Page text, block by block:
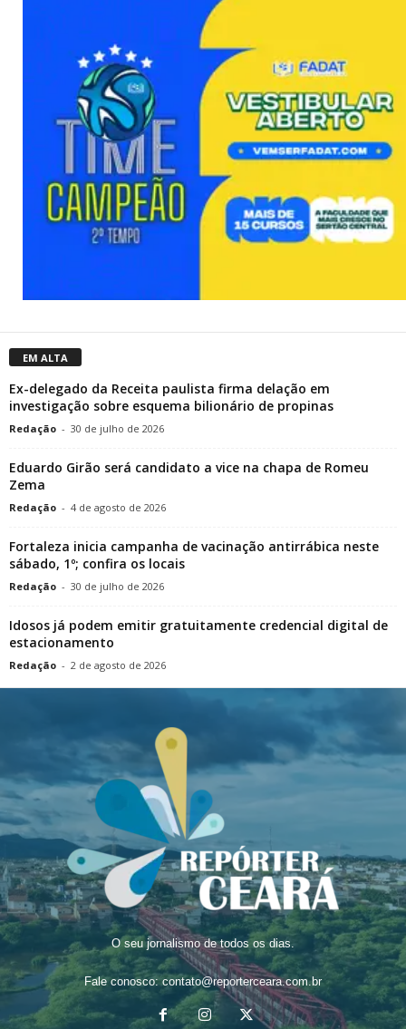
EM ALTA
Ex-delegado da Receita paulista firma delação em
investigação sobre esquema bilionário de propinas
Redação - 30 de julho de 2026
Eduardo Girão será candidato a vice na chapa de Romeu
Zema
Redação - 4 de agosto de 2026
Fortaleza inicia campanha de vacinação antirrábica neste
sábado, 1º; confira os locais
Redação - 30 de julho de 2026
Idosos já podem emitir gratuitamente credencial digital de
estacionamento
Redação - 2 de agosto de 2026
O seu jornalismo de todos os dias.
Fale conosco: contato@reporterceara.com.br